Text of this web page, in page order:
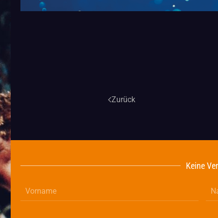
Zurück
Keine